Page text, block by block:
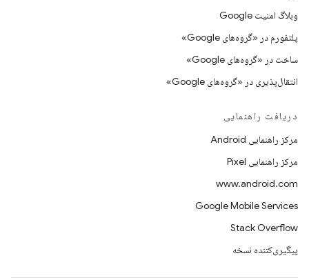
وبلاگ امنیت Google
پلتفورم در «گروه‌های Google»
ساخت در «گروه‌های Google»
انتقال‌پذیری در «گروه‌های Google»
دریافت راهنمایی
مرکز راهنمایی Android
مرکز راهنمایی Pixel
www.android.com
Google Mobile Services
Stack Overflow
پیگیری‌کننده نسخه